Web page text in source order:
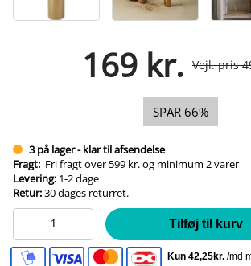
169 kr. Vejl. pris
SPAR 66%
3 på lager - klar til afsendelse
Fragt: Fri fragt over 599 kr. og minimum 2 varer
Levering: 1-2 dage
Retur:30 dages returret.
Tilføj til kurv